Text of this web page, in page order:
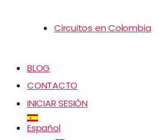
Circuitos en Colombia
BLOG
CONTACTO
INICIAR SESIÓN
Español